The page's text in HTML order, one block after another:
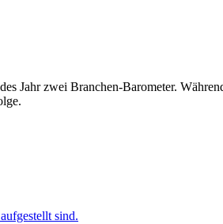
Jahr zwei Branchen-Barometer.
sind.